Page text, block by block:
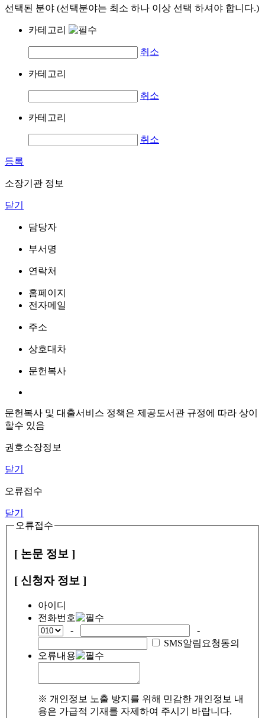
선택된 분야 (선택분야는 최소 하나 이상 선택 하셔야 합니다.)
카테고리
취소
카테고리
취소
카테고리
취소
등록
소장기관 정보
닫기
담당자
부서명
연락처
홈페이지
전자메일
주소
상호대차
문헌복사
문헌복사 및 대출서비스 정책은 제공도서관 규정에 따라 상이
할수 있음
권호소장정보
닫기
오류접수
닫기
오류접수
[ 논문 정보 ]
[ 신청자 정보 ]
아이디
전화번호
-
-
SMS알림요청동의
오류내용
※ 개인정보 노출 방지를 위해 민감한 개인정보 내
용은 가급적 기재를 자제하여 주시기 바랍니다.